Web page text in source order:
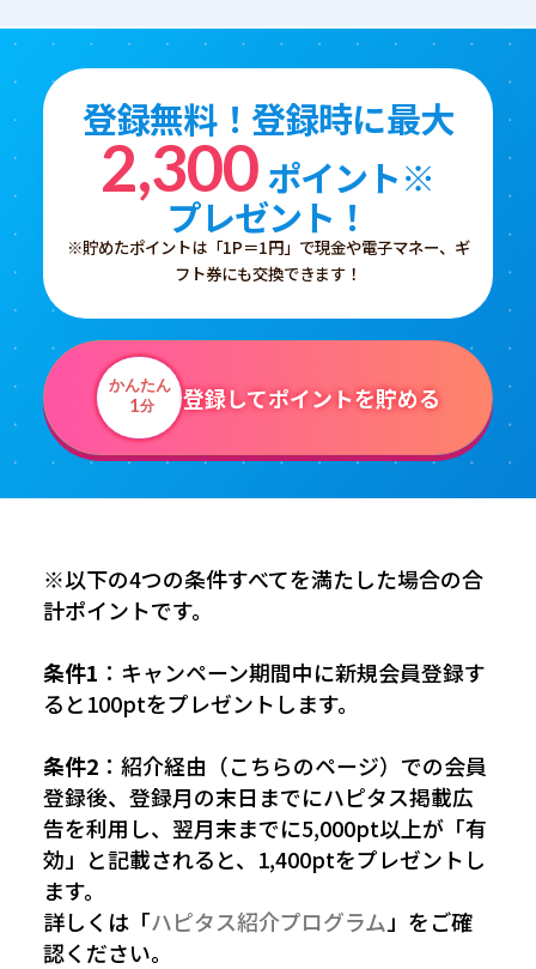
登録無料！登録時に最大
2,300ポイント※
プレゼント！
※貯めたポイントは「1P＝1円」で現金や電子マネー、ギ
フト券にも交換できます！
かんたん
1分 登録してポイントを貯める
※以下の4つの条件すべてを満たした場合の合
計ポイントです。
条件1 ：キャンペーン期間中に新規会員登録す
ると100ptをプレゼントします。
条件2 ：紹介経由（こちらのページ）での会員
登録後、登録月の末日までにハピタス掲載広
告を利用し、翌月末までに5,000pt以上が「有
効」と記載されると、1,400ptをプレゼントし
ます。
詳しくは「ハピタス紹介プログラム 」をご確
認ください。